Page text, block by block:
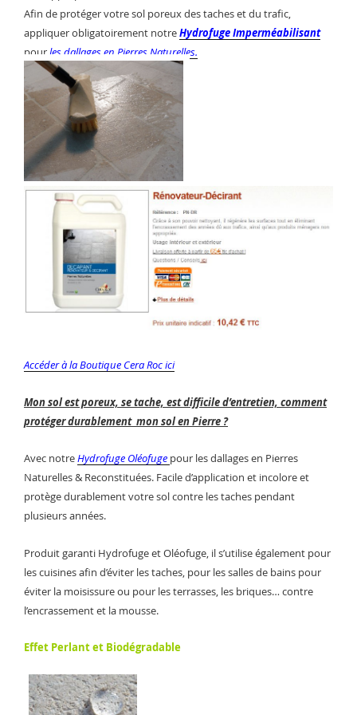
Afin de protéger votre sol poreux des taches et du trafic,
appliquer obligatoirement notreHydrofuge Imperméabilisant
pourles dallages en Pierres Naturelles.
Accéder à la Boutique Cera Roc ici
Mon sol est poreux, se tache, est difficile d’entretien, comment
protéger durablement mon sol en Pierre ?
Avec notreHydrofuge Oléofuge pour les dallages en Pierres
Naturelles & Reconstituées. Facile d’application et incolore et
protège durablement votre sol contre les taches pendant
plusieurs années.
Produit garanti Hydrofuge et Oléofuge, il s’utilise également pour
les cuisines afin d’éviter les taches, pour les salles de bains pour
éviter la moisissure ou pour les terrasses, les briques… contre
l’encrassement et la mousse.
Effet Perlant et Biodégradable